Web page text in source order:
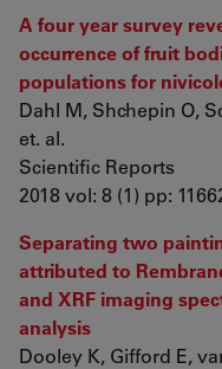
A four year survey
occurrence of fruit
populations for
Dahl M, Shchepin O,
et. al.
Scientific Reports
2018 vol: 8 (1) pp:
Separating two
attributed to
and XRF imaging
analysis
Dooley K, Gifford E,